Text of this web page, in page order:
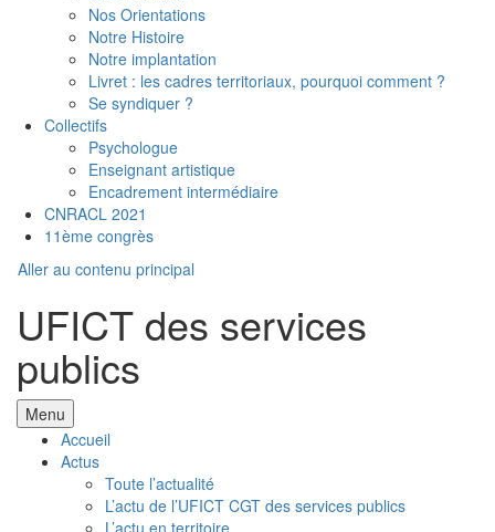
Nos Orientations
Notre Histoire
Notre implantation
Livret : les cadres territoriaux, pourquoi comment ?
Se syndiquer ?
Collectifs
Psychologue
Enseignant artistique
Encadrement intermédiaire
CNRACL 2021
11ème congrès
Aller au contenu principal
UFICT des services
publics
Menu
Accueil
Actus
Toute l’actualité
L’actu de l’UFICT CGT des services publics
L’actu en territoire